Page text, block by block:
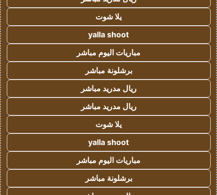
يلا شوت
yalla shoot
مباريات اليوم مباشر
برشلونة مباشر
ريال مدريد مباشر
ريال مدريد مباشر
يلا شوت
yalla shoot
مباريات اليوم مباشر
برشلونة مباشر